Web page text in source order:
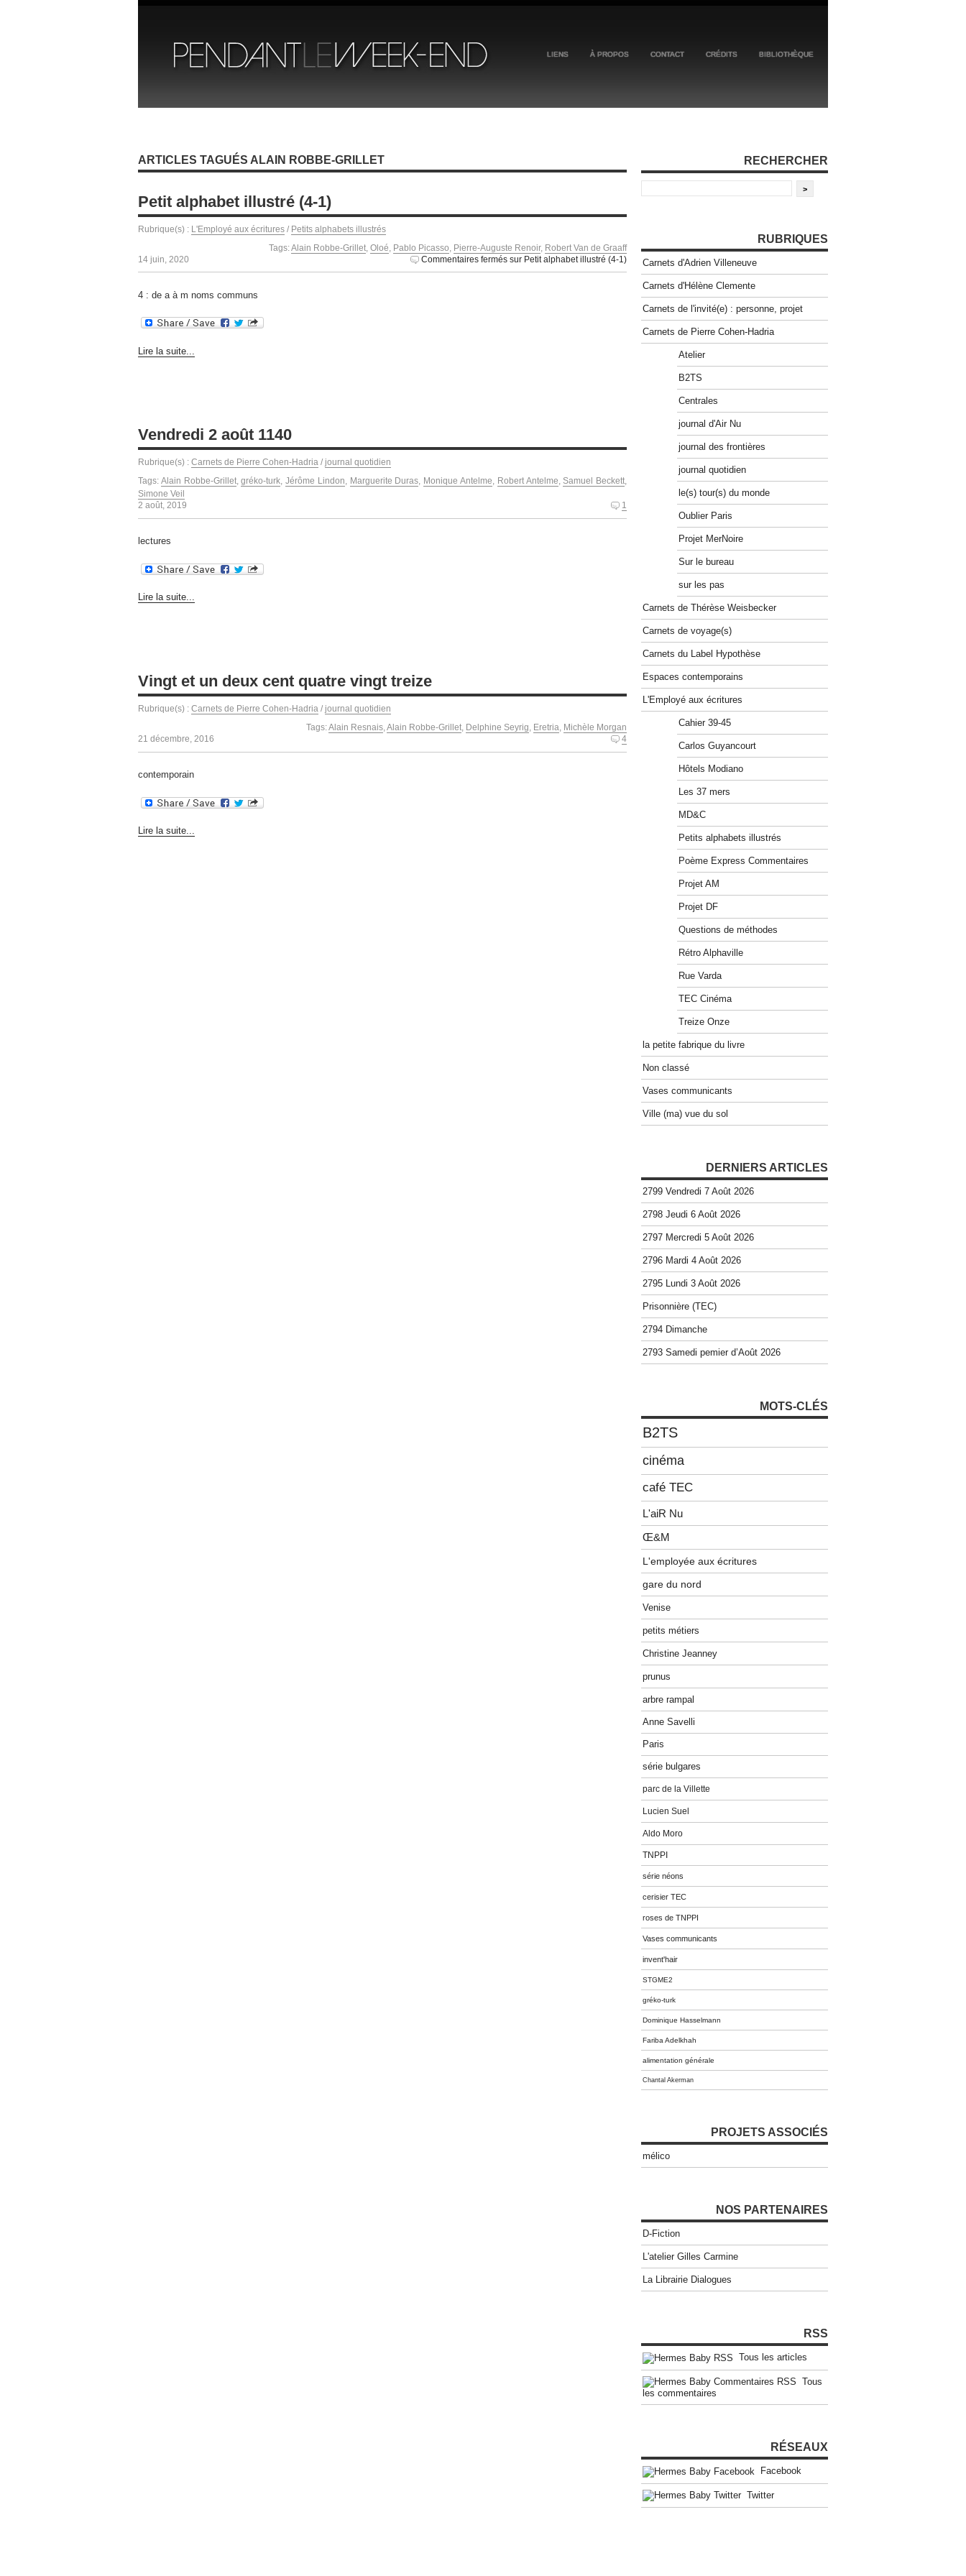
LIENS À PROPOS CONTACT CRÉDITS BIBLIOTHÈQUE
ARTICLES TAGUÉS ALAIN ROBBE-GRILLET
Petit alphabet illustré (4-1)
Rubrique(s) : L'Employé aux écritures / Petits alphabets illustrés
Tags:Alain Robbe-Grillet, Oloé, Pablo Picasso, Pierre-Auguste Renoir, Robert Van de Graaff
14 juin, 2020
Commentaires fermés sur Petit alphabet illustré (4-1)
4 : de a à m noms communs
Lire la suite...
Vendredi 2 août 1140
Rubrique(s) : Carnets de Pierre Cohen-Hadria / journal quotidien
Tags: Alain Robbe-Grillet,gréko-turk ,Jérôme Lindon Marguerite Duras Monique Antelme Robert Antelme Samuel Beckett
Simone Veil
2 août, 2019
1
lectures
Lire la suite...
Vingt et un deux cent quatre vingt treize
Rubrique(s) : Carnets de Pierre Cohen-Hadria / journal quotidien
Tags:Alain Resnais Alain Robbe-Grillet Delphine Seyrig Eretria Michèle Morgan
21 décembre, 2016
4
contemporain
Lire la suite...
RECHERCHER
RUBRIQUES
Carnets d'Adrien Villeneuve
Carnets d'Hélène Clemente
Carnets de l'invité(e) : personne, projet
Carnets de Pierre Cohen-Hadria
Atelier
B2TS
Centrales
journal d'Air Nu
journal des frontières
journal quotidien
le(s) tour(s) du monde
Oublier Paris
Projet MerNoire
Sur le bureau
sur les pas
Carnets de Thérèse Weisbecker
Carnets de voyage(s)
Carnets du Label Hypothèse
Espaces contemporains
L'Employé aux écritures
Cahier 39-45
Carlos Guyancourt
Hôtels Modiano
Les 37 mers
MD&C
Petits alphabets illustrés
Poème Express Commentaires
Projet AM
Projet DF
Questions de méthodes
Rétro Alphaville
Rue Varda
TEC Cinéma
Treize Onze
la petite fabrique du livre
Non classé
Vases communicants
Ville (ma) vue du sol
DERNIERS ARTICLES
2799 Vendredi 7 Août 2026
2798 Jeudi 6 Août 2026
2797 Mercredi 5 Août 2026
2796 Mardi 4 Août 2026
2795 Lundi 3 Août 2026
Prisonnière (TEC)
2794 Dimanche
2793 Samedi pemier d’Août 2026
MOTS-CLÉS
B2TS
cinéma
café TEC
L'aiR Nu
Œ&M
L'employée aux écritures
gare du nord
Venise
petits métiers
Christine Jeanney
prunus
arbre rampal
Anne Savelli
Paris
série bulgares
parc de la Villette
Lucien Suel
Aldo Moro
TNPPI
série néons
cerisier TEC
roses de TNPPI
Vases communicants
invent'hair
STGME2
gréko-turk
Dominique Hasselmann
Fariba Adelkhah
alimentation générale
Chantal Akerman
PROJETS ASSOCIÉS
mélico
NOS PARTENAIRES
D-Fiction
L'atelier Gilles Carmine
La Librairie Dialogues
RSS
Tous les articles
Tous
les commentaires
RÉSEAUX
Facebook
Twitter